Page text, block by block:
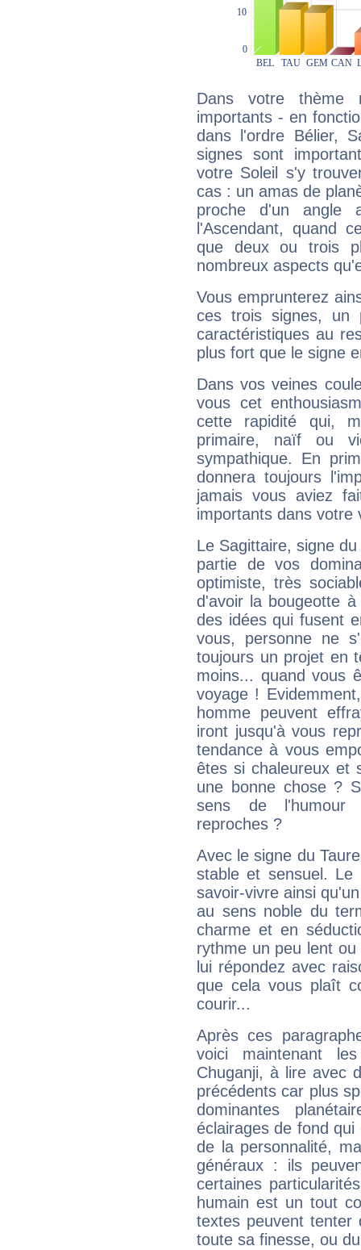
Dans votre thème
importants - en
dans l'ordre Bélier,
signes sont
votre Soleil s'y
cas : un amas de
proche d'un
l'Ascendant, quand
que deux ou trois
nombreux aspects
Vous emprunterez
ces trois signes, un
caractéristiques au
plus fort que le signe
Dans vos veines
vous cet
cette rapidité qui,
primaire, naïf ou
sympathique. En
donnera toujours
jamais vous aviez
importants dans votre
Le Sagittaire, signe
partie de vos
optimiste, très
d'avoir la bougeotte
des idées qui fusent
vous, personne ne
toujours un projet en
moins... quand vous
voyage !
homme peuvent
iront jusqu'à vous
tendance à vous
êtes si chaleureux et
une bonne chose ?
sens de l'humour
reproches ?
Avec le signe du
stable et sensuel.
savoir-vivre ainsi
au sens noble du
charme et en
rythme un peu lent
lui répondez avec
que cela vous plaît
courir...
Après ces
voici maintenant
Chuganji, à lire avec
précédents car plus
dominantes
éclairages de fond
de la personnalité,
généraux : ils
certaines
humain est un tout
textes peuvent tenter
toute sa finesse, ou